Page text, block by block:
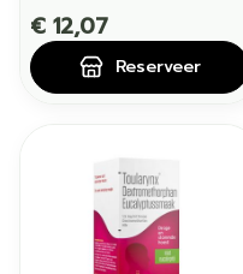
€ 12,07
Reserveer